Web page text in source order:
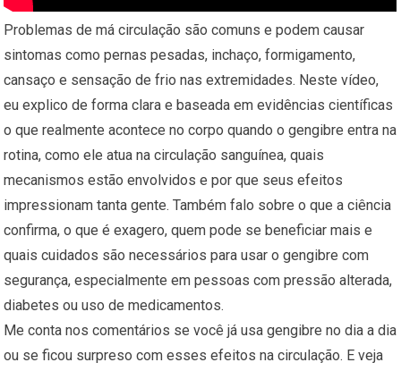
Problemas de má circulação são comuns e podem causar
sintomas como pernas pesadas, inchaço, formigamento,
cansaço e sensação de frio nas extremidades. Neste vídeo,
eu explico de forma clara e baseada em evidências científicas
o que realmente acontece no corpo quando o gengibre entra na
rotina, como ele atua na circulação sanguínea, quais
mecanismos estão envolvidos e por que seus efeitos
impressionam tanta gente. Também falo sobre o que a ciência
confirma, o que é exagero, quem pode se beneficiar mais e
quais cuidados são necessários para usar o gengibre com
segurança, especialmente em pessoas com pressão alterada,
diabetes ou uso de medicamentos.
Me conta nos comentários se você já usa gengibre no dia a dia
ou se ficou surpreso com esses efeitos na circulação. E veja